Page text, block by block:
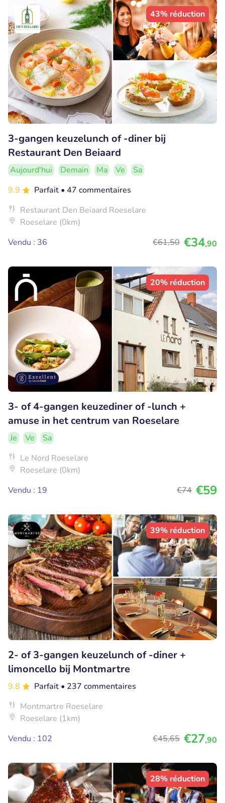
43% réduction
3-gangen keuzelunch of -diner bij
Restaurant Den Beiaard
Aujourd'hui Demain Ma Ve
Sa
9.9
Parfait • 47 commentaires
Restaurant Den Beiaard Roeselare
Roeselare (0km)
Vendu : 36
€61,50 €34,90
20% réduction
3- of 4-gangen keuzediner of -lunch +
amuse in het centrum van Roeselare
Je Ve
Sa
Le Nord Roeselare
Roeselare (0km)
Vendu : 19
€74 €59
39% réduction
2- of 3-gangen keuzelunch of -diner +
limoncello bij Montmartre
9.8 Parfait • 237 commentaires
Montmartre Roeselare
Roeselare (1km)
Vendu : 102
€45,65 €27,90
28% réduction